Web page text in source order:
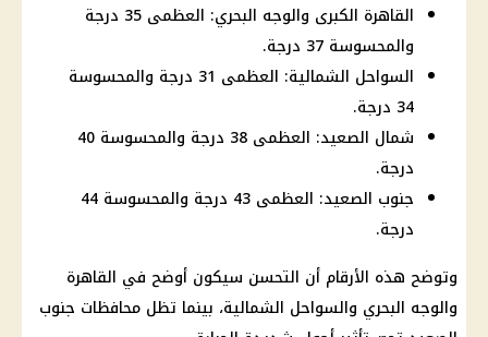
القاهرة الكبرى والوجه البحري: العظمى 35 درجة
والمحسوسة 37 درجة.
السواحل الشمالية: العظمى 31 درجة والمحسوسة
34 درجة.
شمال الصعيد: العظمى 38 درجة والمحسوسة 40
درجة.
جنوب الصعيد: العظمى 43 درجة والمحسوسة 44
درجة.
وتوضح هذه الأرقام أن التحسن سيكون أوضح في القاهرة
والوجه البحري والسواحل الشمالية، بينما تظل محافظات جنوب